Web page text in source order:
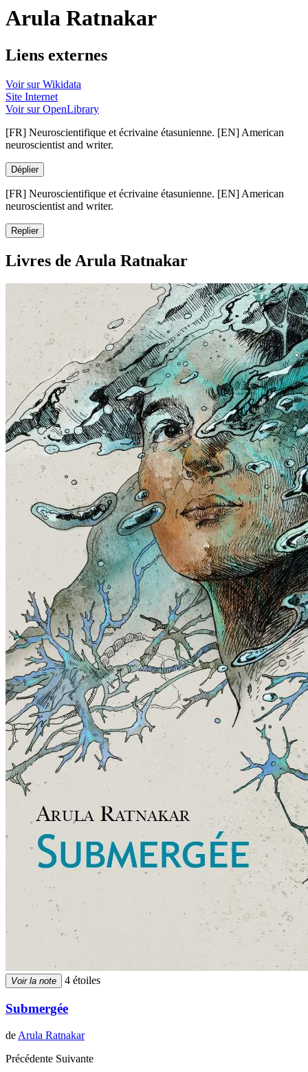
Arula Ratnakar
Liens externes
Voir sur Wikidata
Site Internet
Voir sur OpenLibrary
[FR] Neuroscientifique et écrivaine étasunienne. [EN] American
neuroscientist and writer.
Déplier
[FR] Neuroscientifique et écrivaine étasunienne. [EN] American
neuroscientist and writer.
Replier
Livres de Arula Ratnakar
Voir la note 4 étoiles
Submergée
de Arula Ratnakar
Précédente Suivante